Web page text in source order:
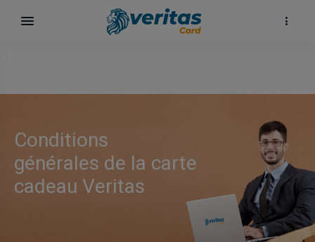
Conditions
générales de la carte
cadeau Veritas